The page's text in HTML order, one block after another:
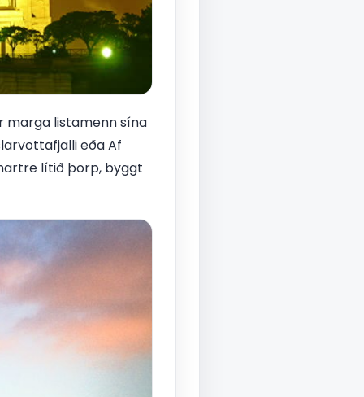
marga listamenn sína
eða Af
lítið þorp, byggt